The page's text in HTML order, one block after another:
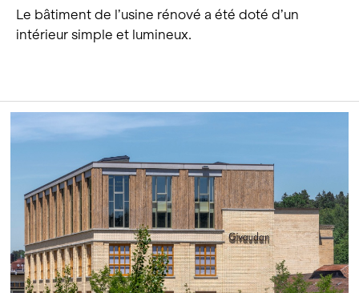
Le bâtiment de l’usine rénové a été doté d’un
intérieur simple et lumineux.